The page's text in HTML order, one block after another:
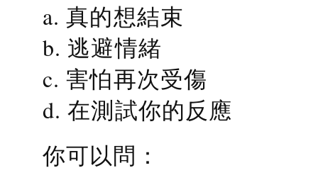
a. 真的想結束
b. 逃避情緒
c. 害怕再次受傷
d. 在測試你的反應
你可以問：